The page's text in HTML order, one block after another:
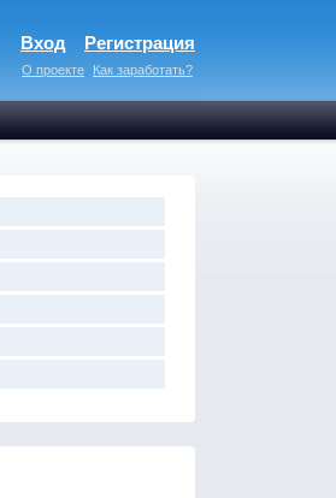
Вход Регистрация
О проекте Как заработать?